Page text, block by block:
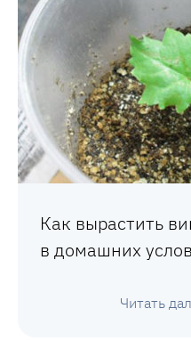
Как вырастить
в домашних
Читать